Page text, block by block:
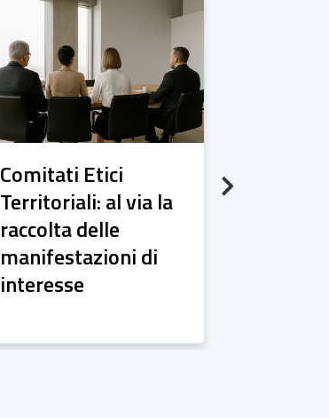
Comitati Etici
Territoriali: al via la
raccolta delle
manifestazioni di
interesse